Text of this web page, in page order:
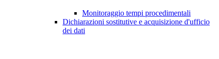
Monitoraggio tempi procedimentali
Dichiarazioni sostitutive e acquisizione d'ufficio
dei dati